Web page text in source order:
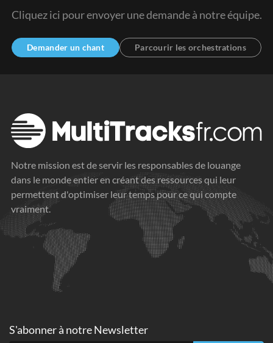
Cliquez ici pour envoyer une demande à notre équipe.
Demander un chant Parcourir les orchestrations
Notre mission est de servir les responsables de louange
dans le monde entier en créant des ressources qui leur
permettent d'optimiser leur temps pour ce qui compte
vraiment.
S'abonner à notre Newsletter